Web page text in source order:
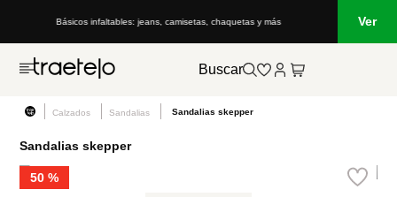
jeans, camisetas, chaquetas y más Lo que está de moda enVer
Buscar
Calzados Sandalias Sandalias skepper
Sandalias skepper
50 %